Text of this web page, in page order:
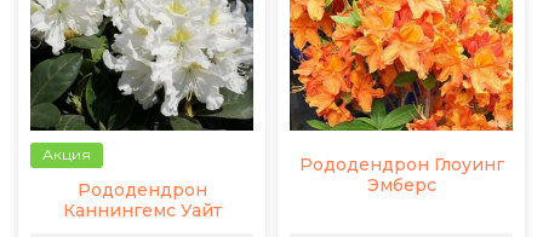
Акция
Рододендрон
Каннингемс Уайт
Рододендрон Глоуинг
Эмберс